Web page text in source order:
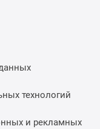
технологий
и рекламных